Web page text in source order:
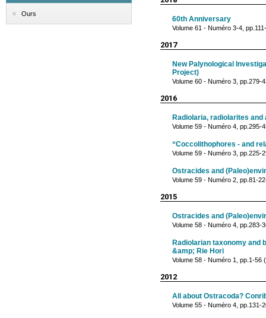
Ours
60th Anniversary
Volume 61 - Numéro 3-4,
2017
New Palynological
Project)
Volume 60 - Numéro 3, pp.279-
2016
Radiolaria, radiolarites and
Volume 59 - Numéro 4, pp.295-
“Coccolithophores - and
Volume 59 - Numéro 3, pp.225-
Ostracides and
Volume 59 - Numéro 2, pp.81-
2015
Ostracides and
Volume 58 - Numéro 4, pp.283-
Radiolarian taxonomy and
&amp; Rie Hori
Volume 58 - Numéro 1, pp.1-56
2012
All about Ostracoda?
Volume 55 - Numéro 4, pp.131-